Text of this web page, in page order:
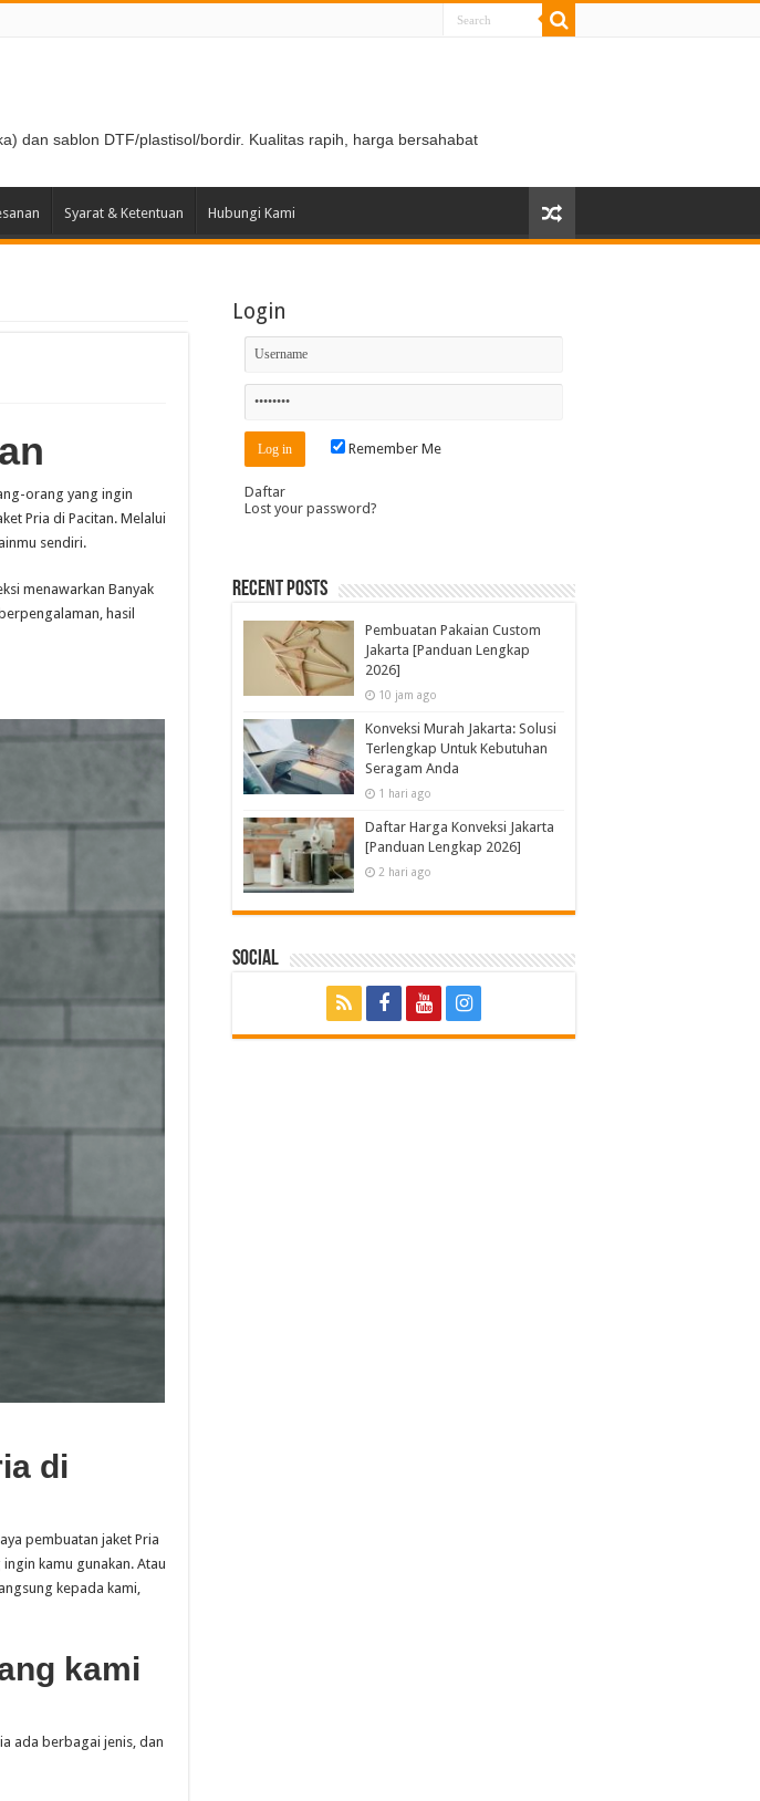
dan sablon DTF/plastisol/bordir. Kualitas rapih, harga bersahabat
Syarat & Ketentuan Hubungi Kami
orang yang ingin
Pria di Pacitan. Melalui
sendiri.
menawarkan Banyak
hasil
di
pembuatan jaket Pria
kamu gunakan. Atau
kepada kami,
kami
ada berbagai jenis, dan
Login
Remember Me
Daftar
Lost your password?
Recent Posts
Pembuatan Pakaian Custom
Jakarta [Panduan Lengkap
2026]
10 jam ago
Konveksi Murah Jakarta: Solusi
Terlengkap Untuk Kebutuhan
Seragam Anda
1 hari ago
Daftar Harga Konveksi Jakarta
[Panduan Lengkap 2026]
2 hari ago
Social